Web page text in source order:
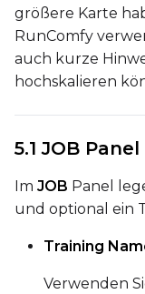
größere Karte
RunComfy
auch kurze
hochskalieren
5.1 JOB Panel
Im JOB Panel
und optional ein
Training
Verwenden